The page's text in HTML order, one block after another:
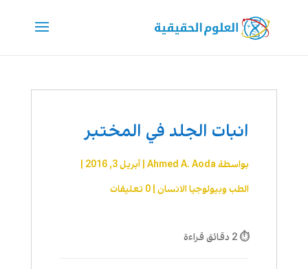
انبات الجلد في المختبر
بواسطة Ahmed A. Aoda
| أبريل 3, 2016
الطب وبيولوجيا الانسان| 0 تعليقات
⏱ 2 دقائق قراءة